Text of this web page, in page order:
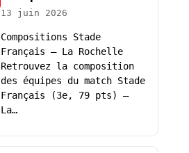
13 juin 2026
Compositions Stade
Français – La Rochelle
Retrouvez la composition
des équipes du match Stade
Français (3e, 79 pts) –
La…